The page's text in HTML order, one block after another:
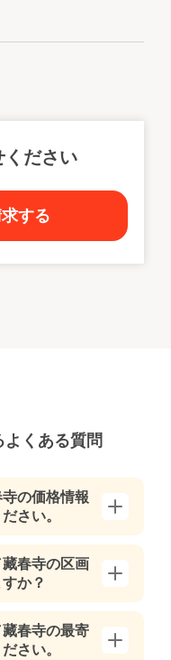
ください
する
くある質問
寺の価格情報
さい。
藏春寺の区画
か？
藏春寺の最寄
さい。